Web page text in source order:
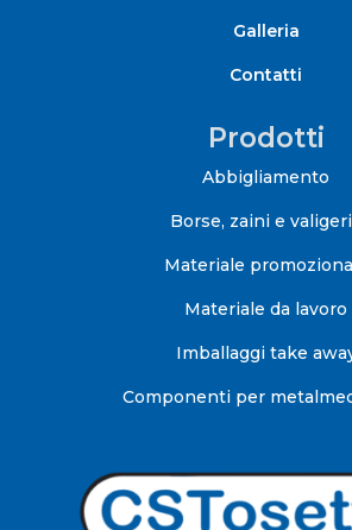
Galleria
Contatti
Prodotti
Abbigliamento
Borse, zaini e
Materiale
Materiale da lavoro
Imballaggi take
Componenti per